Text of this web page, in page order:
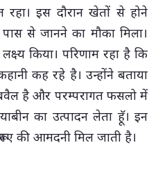
इस दौरान खेतों से होने
से जानने का मौका मिला।
किया। परिणाम रहा है कि
कह रहे है। उन्होंने बताया
है और परम्परागत फसलो में
का उत्पादन लेता हॅू। इन
की आमदनी मिल जाती है।